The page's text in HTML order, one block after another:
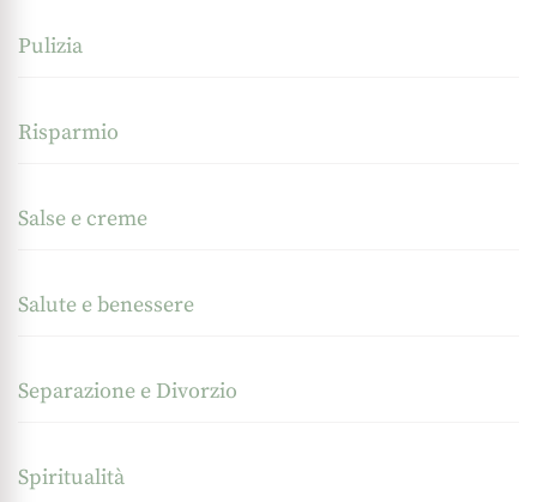
Pulizia
Risparmio
Salse e creme
Salute e benessere
Separazione e Divorzio
Spiritualità